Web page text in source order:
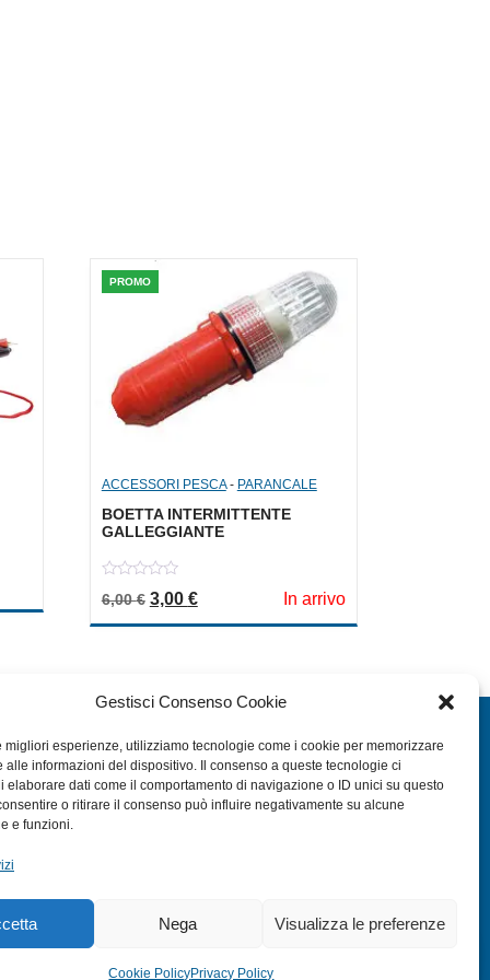
Gestisci Consenso Cookie
migliori esperienze, utilizziamo tecnologie come i cookie per memorizzare
alle informazioni del dispositivo. Il consenso a queste tecnologie ci
elaborare dati come il comportamento di navigazione o ID unici su questo
o ritirare il consenso può influire negativamente su alcune
e funzioni.
Nega Visualizza le preferenze
Cookie PolicyPrivacy Policy
18,30 €.
è: 9,15 €.
PROMO
ACCESSORI PESCA- PARANCALE
BOETTA INTERMITTENTE
GALLEGGIANTE
out
5
6,00€ Il prezzo originale era: 6,00 €.
3,00 €Il prezzo attuale è: 3,00 €.
In arrivo
HOME
SHOP
COOKIE POLICY (UE)
MODULO RESO